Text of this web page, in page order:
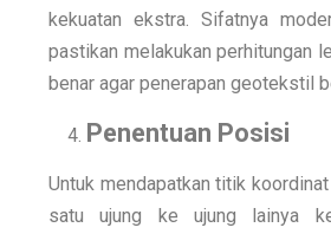
kekuatan ekstra. Sifatnya
pastikan melakukan perhitungan
benar agar penerapan geotekstil
Penentuan Posisi
Untuk mendapatkan titik
satu ujung ke ujung lainya